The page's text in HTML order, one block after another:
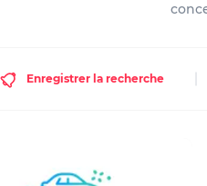
Enregistrer la recherche